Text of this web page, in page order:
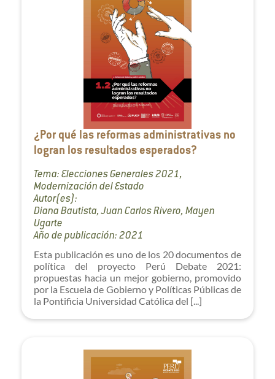
¿Por qué las reformas administrativas no
logran los resultados esperados?
Tema: Elecciones Generales 2021,
Modernización del Estado
Autor(es):
Diana Bautista, Juan Carlos Rivero, Mayen
Ugarte
Año de publicación: 2021
Esta publicación es uno de los 20 documentos de
política del proyecto Perú Debate 2021:
propuestas hacia un mejor gobierno, promovido
por la Escuela de Gobierno y Políticas Públicas de
la Pontificia Universidad Católica del [...]